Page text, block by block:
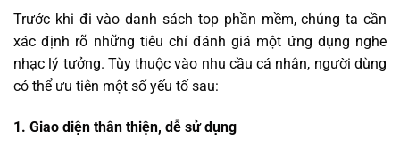
Trước khi đi vào danh sách top phần mềm, chúng ta cần
xác định rõ những tiêu chí đánh giá một ứng dụng nghe
nhạc lý tưởng. Tùy thuộc vào nhu cầu cá nhân, người dùng
có thể ưu tiên một số yếu tố sau:
1. Giao diện thân thiện, dễ sử dụng